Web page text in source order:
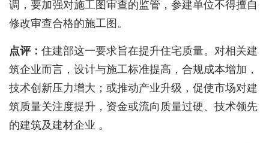
调，要加强对施工图审查的监管，参建单位不得擅自
修改审查合格的施工图。
点评： 住建部这一要求旨在提升住宅质量。对相关建
筑企业而言，设计与施工标准提高，合规成本增加，
技术创新压力增大；或推动产业升级，促使市场对建
筑质量关注度提升，资金或流向质量过硬、技术领先
的建筑及建材企业 。